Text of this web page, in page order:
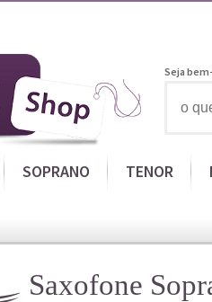
Seja
SOPRANO TENOR
Saxofone